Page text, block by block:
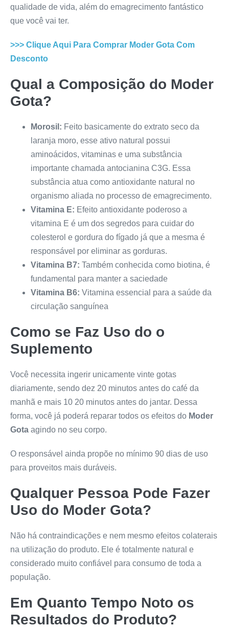
qualidade de vida, além do emagrecimento fantástico
que você vai ter.
>>> Clique Aqui Para Comprar Moder Gota Com
Desconto
Qual a Composição do Moder
Gota?
Morosil: Feito basicamente do extrato seco da
laranja moro, esse ativo natural possui
aminoácidos, vitaminas e uma substância
importante chamada antocianina C3G. Essa
substância atua como antioxidante natural no
organismo aliada no processo de emagrecimento.
Vitamina E: Efeito antioxidante poderoso a
vitamina E é um dos segredos para cuidar do
colesterol e gordura do fígado já que a mesma é
responsável por eliminar as gorduras.
Vitamina B7: Também conhecida como biotina, é
fundamental para manter a saciedade
Vitamina B6: Vitamina essencial para a saúde da
circulação sanguínea
Como se Faz Uso do o
Suplemento
Você necessita ingerir unicamente vinte gotas
diariamente, sendo dez 20 minutos antes do café da
manhã e mais 10 20 minutos antes do jantar. Dessa
forma, você já poderá reparar todos os efeitos do Moder
Gota agindo no seu corpo.
O responsável ainda propõe no mínimo 90 dias de uso
para proveitos mais duráveis.
Qualquer Pessoa Pode Fazer
Uso do Moder Gota?
Não há contraindicações e nem mesmo efeitos colaterais
na utilização do produto. Ele é totalmente natural e
considerado muito confiável para consumo de toda a
população.
Em Quanto Tempo Noto os
Resultados do Produto?